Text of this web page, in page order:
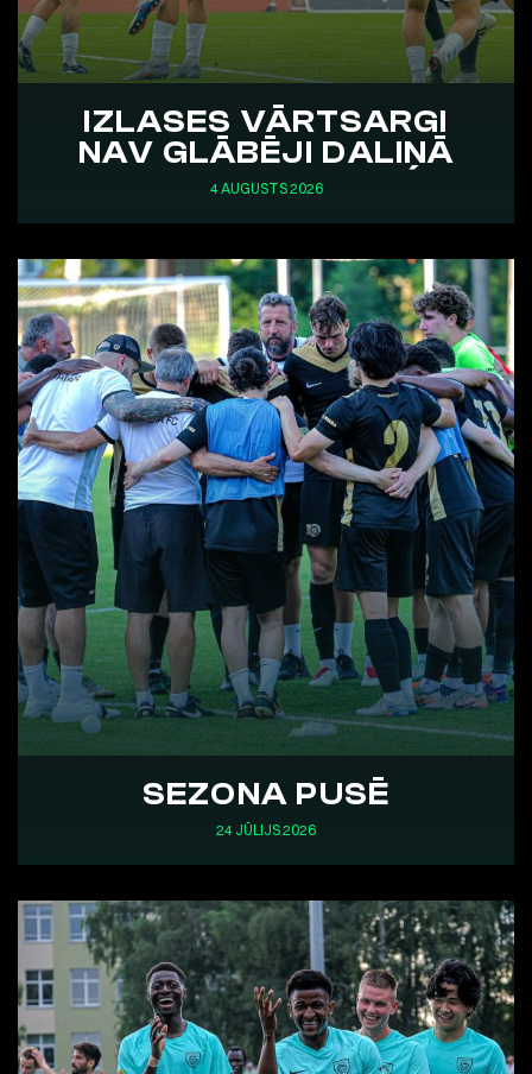
IZLASES VĀRTSARGI
NAV GLĀBĒJI DALIŅĀ
4 AUGUSTS 2026
SEZONA PUSĒ
24 JŪLIJS 2026